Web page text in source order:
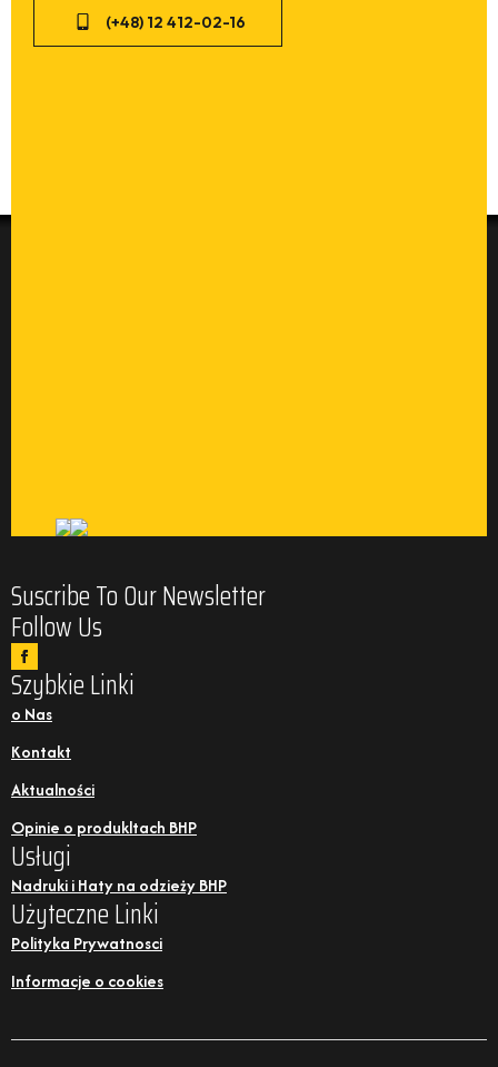
(+48) 12 412-02-16
Suscribe To Our Newsletter
Follow Us
Szybkie Linki
o Nas
Kontakt
Aktualności
Opinie o produkltach BHP
Usługi
Nadruki i Haty na odzieży BHP
Użyteczne Linki
Polityka Prywatnosci
Informacje o cookies